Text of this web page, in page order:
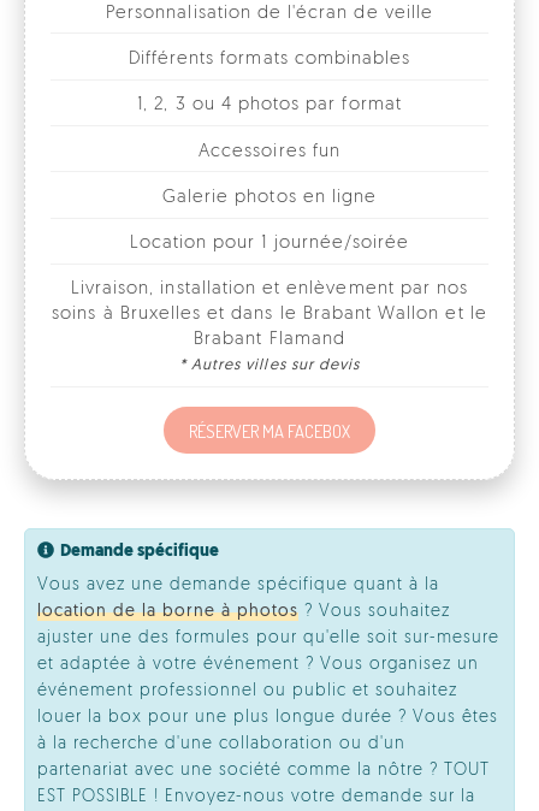
1, 2, 3 ou 4 photos par format
Accessoires fun
Galerie photos en ligne
Location pour 1 journée/soirée
Livraison, installation et enlèvement par nos
soins à Bruxelles et dans le Brabant Wallon et le
Brabant Flamand
RÉSERVER MA FACEBOX
Demande spécifique
Vous avez une demande spécifique quant à la
location de la borne à photos ? Vous souhaitez
ajuster une des formules pour qu'elle soit sur-mesure
et adaptée à votre événement ? Vous organisez un
événement professionnel ou public et souhaitez
louer la box pour une plus longue durée ? Vous êtes
à la recherche d'une collaboration ou d'un
partenariat avec une société comme la nôtre ? TOUT
EST POSSIBLE ! Envoyez-nous votre demande sur la